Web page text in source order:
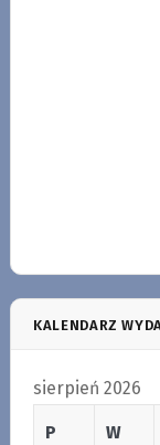
KALENDARZ
sierpień 2026
P W